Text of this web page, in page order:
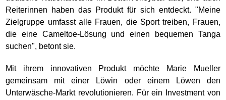
Reiterinnen haben das Produkt für sich entdeckt. "Meine
Zielgruppe umfasst alle Frauen, die Sport treiben, Frauen,
die eine Cameltoe-Lösung und einen bequemen Tanga
suchen", betont sie.
Mit ihrem innovativen Produkt möchte Marie Mueller
gemeinsam mit einer Löwin oder einem Löwen den
Unterwäsche-Markt revolutionieren. Für ein Investment von